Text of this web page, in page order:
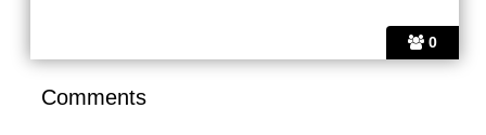
0
Comments